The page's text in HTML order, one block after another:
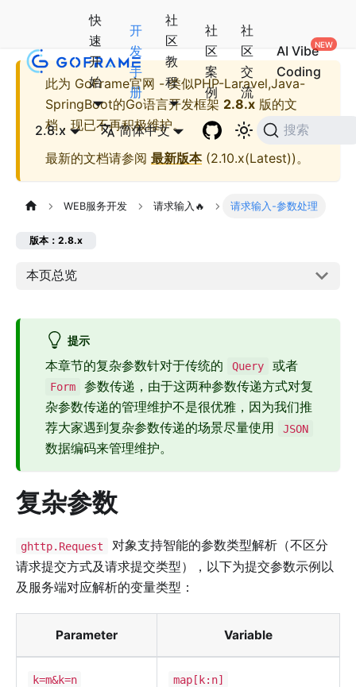
快
速
开
始
开
发
手
册
社
区
教
程
社
区
案
例
社
区
交
流
AI Vibe
Coding
2.8.x 简体中文 搜索
此为 GoFrame官网 - 类似PHP-Laravel,Java-
SpringBoot的Go语言开发框架 2.8.x 版的文
档，现已不再积极维护。
最新的文档请参阅 最新版本(2.10.x(Latest))。
WEB服务开发 请求输入🔥 请求输入-参数处理
版本：2.8.x
本页总览
提示
本章节的复杂参数针对于传统的 Query 或者
Form
参数传递，由于这两种参数传递方式对复
杂参数传递的管理维护不是很优雅，因为我们推
荐大家遇到复杂参数传递的场景尽量使用
JSON
数据编码来管理维护。
复杂参数
ghttp.Request
对象支持智能的参数类型解析（不区分
请求提交方式及请求提交类型），以下为提交参数示例以
及服务端对应解析的变量类型：
Parameter Variable
k=m&k=n map[k:n]